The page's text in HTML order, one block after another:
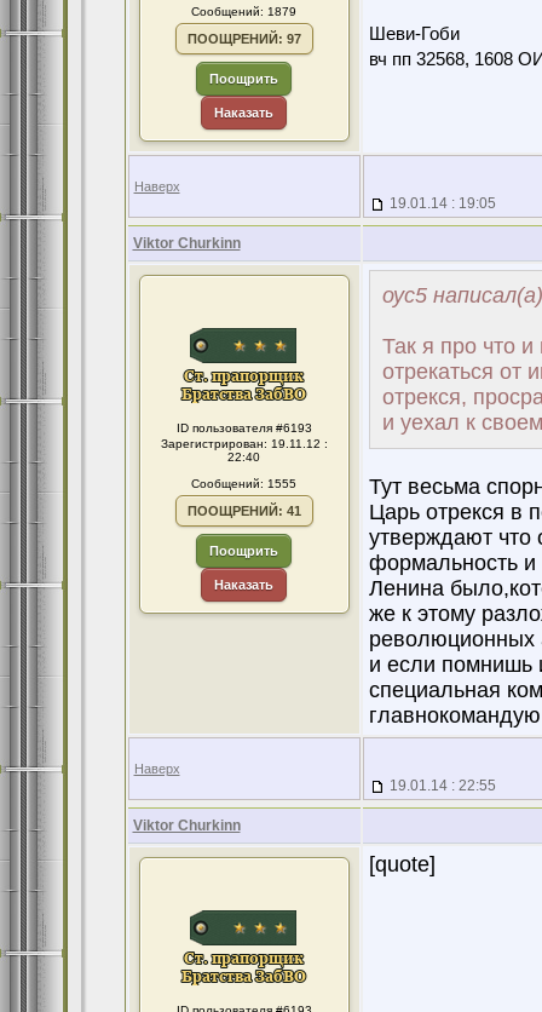
Сообщений: 1879
ПООЩРЕНИЙ: 97
Поощрить
Наказать
Шеви-Гоби
вч пп 32568, 1608
Наверх
19.01.14 : 19:05
Viktor Churkinn
ID пользователя #6193
Зарегистрирован: 19.11.12 :
22:40
Сообщений: 1555
ПООЩРЕНИЙ: 41
Поощрить
Наказать
оус5 написал(а)
Так я про что
отрекаться от
отрекся,
и уехал к
Тут весьма
Царь отрекся в
утверждают
формальность и
Ленина
же к этому
революционных
и если помнишь
специальная
Наверх
19.01.14 : 22:55
Viktor Churkinn
[quote]